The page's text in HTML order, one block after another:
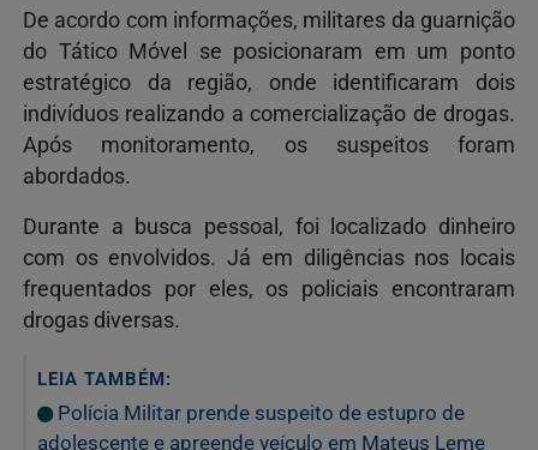
De acordo com informações, militares da guarnição
do Tático Móvel se posicionaram em um ponto
estratégico da região, onde identificaram dois
indivíduos realizando a comercialização de drogas.
Após monitoramento, os suspeitos foram
abordados.
Durante a busca pessoal, foi localizado dinheiro
com os envolvidos. Já em diligências nos locais
frequentados por eles, os policiais encontraram
drogas diversas.
LEIA TAMBÉM:
Polícia Militar prende suspeito de estupro de
adolescente e apreende veículo em Mateus Leme